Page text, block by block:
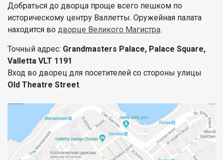
Добраться до дворца проще всего пешком по
историческому центру Валлетты. Оружейная палата
находится во дворце Великого Магистра.
Точный адрес: Grandmasters Palace, Palace Square,
Valletta VLT 1191
Вход во дворец для посетителей со стороны улицы
Old Theatre Street.